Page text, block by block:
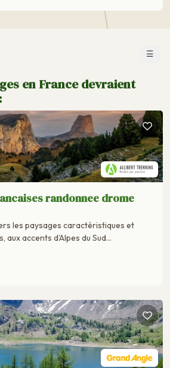
☰
en France devraient
randonnee drome
les paysages caractéristiques et
accents d’Alpes du Sud...